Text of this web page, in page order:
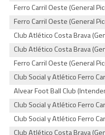
Ferro Carril Oeste (General
Ferro Carril Oeste (General
Club Atlético Costa Brava
Club Atlético Costa Brava
Ferro Carril Oeste (General
Club Social y Atlético Ferro
Alvear Foot Ball Club
Club Social y Atlético Ferro
Club Social y Atlético Ferro
Club Atlético Costa Brava